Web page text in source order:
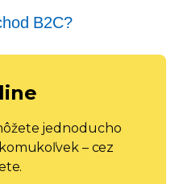
B2C?
jednoducho
– cez